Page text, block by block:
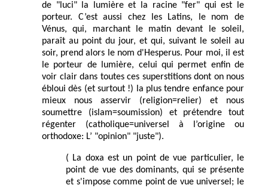
de "luci" la lumière et la racine "fer" qui est le
porteur. C’est aussi chez les Latins, le nom de
Vénus, qui, marchant le matin devant le soleil,
paraît au point du jour, et qui, suivant le soleil au
soir, prend alors le nom d'Hesperus. Pour moi, il est
le porteur de lumière, celui qui permet enfin de
voir clair dans toutes ces superstitions dont on nous
ébloui dès (et surtout !) la plus tendre enfance pour
mieux nous asservir (religion=relier) et nous
soumettre (islam=soumission) et prétendre tout
régenter (catholique=universel à l’origine ou
orthodoxe: L’ "opinion" "juste").
( La doxa est un point de vue particulier, le
point de vue des dominants, qui se présente
et s'impose comme point de vue universel; le